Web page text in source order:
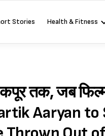
Stories Health & Fitness
तक, जब
Aaryan